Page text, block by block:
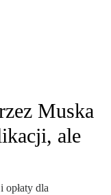
Muska
ale
opłaty dla